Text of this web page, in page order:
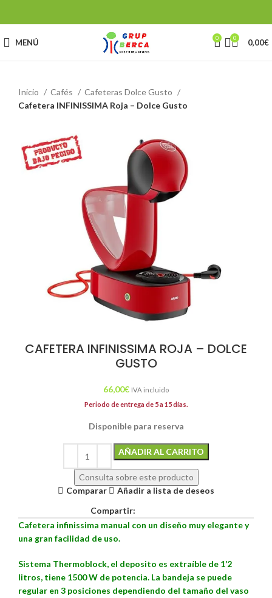
MENÚ 0 0 0,00€
Inicio Cafés
Cafeteras Dolce Gusto
Cafetera INFINISSIMA Roja – Dolce Gusto
CAFETERA INFINISSIMA ROJA – DOLCE
GUSTO
66,00€ IVA incluido
Periodo de entrega de 5 a 15 días.
Disponible para reserva
AÑADIR AL CARRITO
Consulta sobre este producto
Comparar
Añadir a lista de deseos
Compartir:
Cafetera infinissima manual con un diseño muy elegante y
una gran facilidad de uso.
Sistema Thermoblock, el deposito es extraíble de 1’2
litros, tiene 1500 W de potencia. La bandeja se puede
regular en 3 posiciones dependiendo del tamaño del vaso